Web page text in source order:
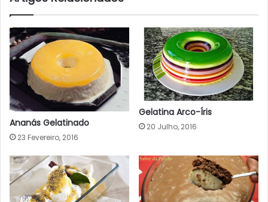
Ananás Gelatinado
23 Fevereiro, 2016
Gelatina Arco-Íris
20 Julho, 2016